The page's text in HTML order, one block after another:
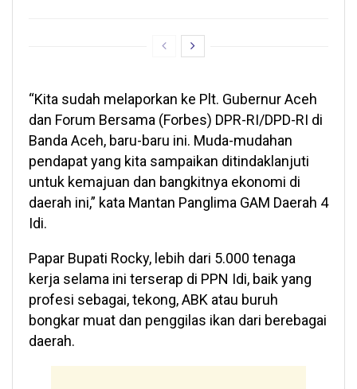
“Kita sudah melaporkan ke Plt. Gubernur Aceh
dan Forum Bersama (Forbes) DPR-RI/DPD-RI di
Banda Aceh, baru-baru ini. Muda-mudahan
pendapat yang kita sampaikan ditindaklanjuti
untuk kemajuan dan bangkitnya ekonomi di
daerah ini,” kata Mantan Panglima GAM Daerah 4
Idi.
Papar Bupati Rocky, lebih dari 5.000 tenaga
kerja selama ini terserap di PPN Idi, baik yang
profesi sebagai, tekong, ABK atau buruh
bongkar muat dan penggilas ikan dari berebagai
daerah.